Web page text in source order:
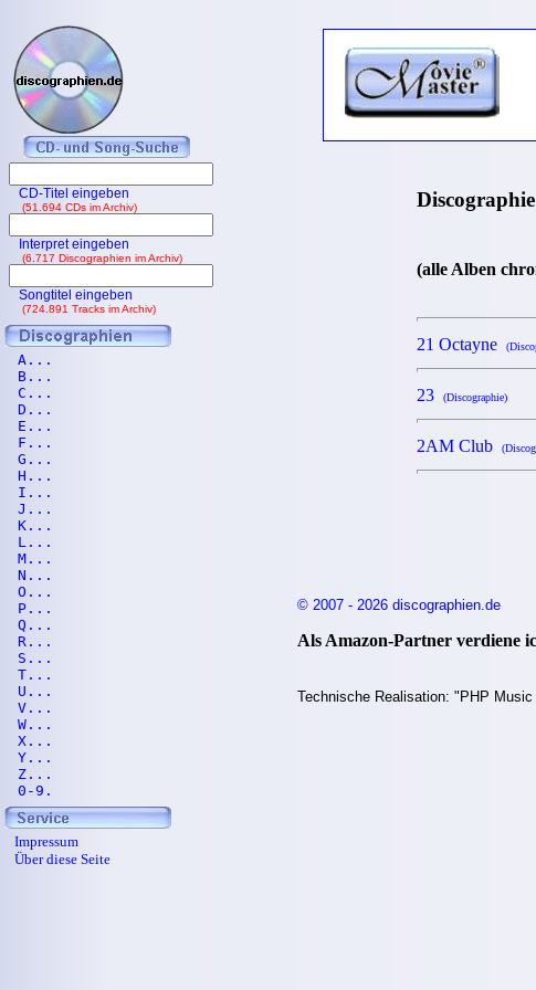
Discographie
(alle Alben
21 Octayne
23 (Discographie)
2AM Club
© 2007 - 2026 discographien.de
Als Amazon-Partner verdiene
Technische Realisation: "PHP
CD-Titel eingeben
(51.694 CDs im Archiv)
Interpret eingeben
(6.717 Discographien im Archiv)
Songtitel eingeben
(724.891 Tracks im Archiv)
A...
B...
C...
D...
E...
F...
G...
H...
I...
J...
K...
L...
M...
N...
O...
P...
Q...
R...
S...
T...
U...
V...
W...
X...
Y...
Z...
0-9.
Impressum
Über diese Seite